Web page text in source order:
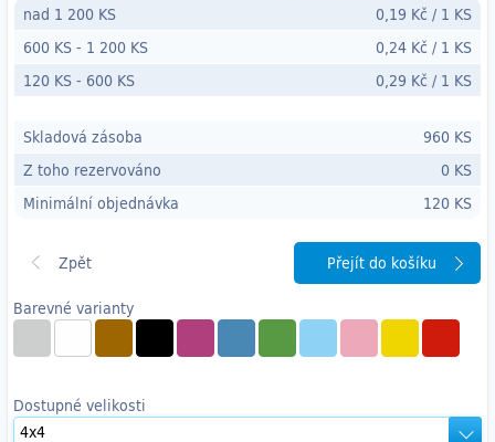
Barevné varianty
Dostupné velikosti
nad 1 200 KS 0,19 Kč / 1 KS
600 KS- 1 200 KS 0,24 Kč / 1 KS
120 KS- 600 KS 0,29 Kč / 1 KS
Skladová zásoba
960 KS
Z toho rezervováno
0 KS
Minimální objednávka
120 KS
Přejít do košíku